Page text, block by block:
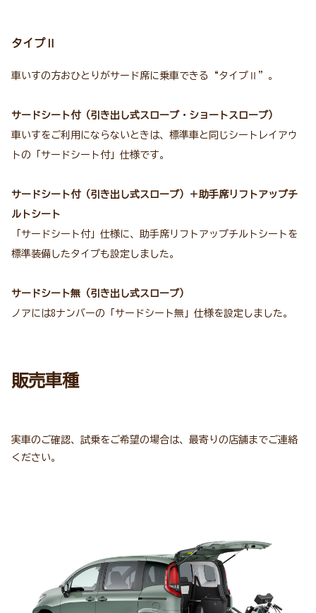
タイプⅡ
車いすの方おひとりがサード席に乗車できる“タイプⅡ”。
サードシート付（引き出し式スロープ・ショートスロープ）
車いすをご利用にならないときは、標準車と同じシートレイアウ
トの「サードシート付」仕様です。
サードシート付（引き出し式スロープ）＋助手席リフトアップチ
ルトシート
「サードシート付」仕様に、助手席リフトアップチルトシートを
標準装備したタイプも設定しました。
サードシート無（引き出し式スロープ）
ノアには8ナンバーの「サードシート無」仕様を設定しました。
販売車種
実車のご確認、試乗をご希望の場合は、最寄りの店舗までご連絡
ください。